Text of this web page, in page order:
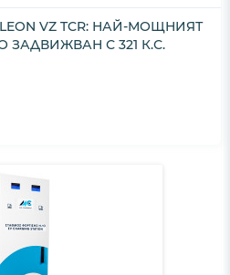
LEON VZ TCR: НАЙ-МОЩНИЯТ
ЗАДВИЖВАН С 321 К.С.